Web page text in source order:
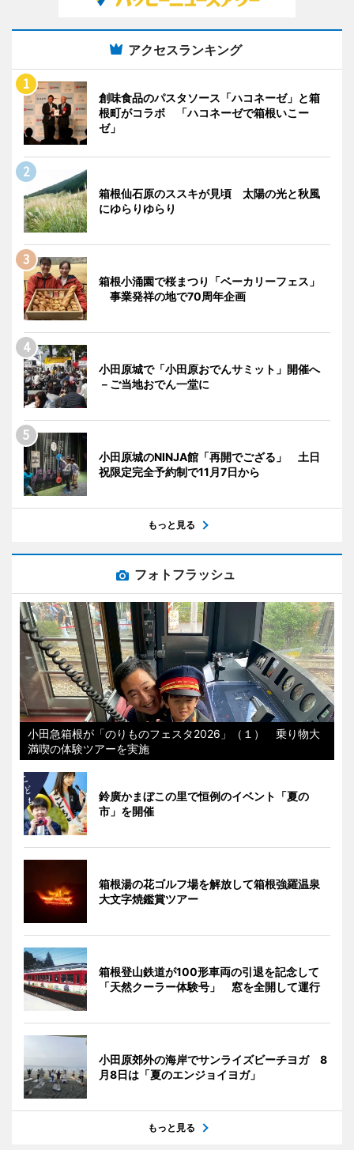
アクセスランキング
創味食品のパスタソース「ハコネーゼ」と箱
根町がコラボ 「ハコネーゼで箱根いこー
ゼ」
箱根仙石原のススキが見頃 太陽の光と秋風
にゆらりゆらり
箱根小涌園で桜まつり「ベーカリーフェス」
事業発祥の地で70周年企画
小田原城で「小田原おでんサミット」開催へ
－ご当地おでん一堂に
小田原城のNINJA館「再開でござる」 土日
祝限定完全予約制で11月7日から
もっと見る
フォトフラッシュ
小田急箱根が「のりものフェスタ2026」（１） 乗り物大
満喫の体験ツアーを実施
鈴廣かまぼこの里で恒例のイベント「夏の
市」を開催
箱根湯の花ゴルフ場を解放して箱根強羅温泉
大文字焼鑑賞ツアー
箱根登山鉄道が100形車両の引退を記念して
「天然クーラー体験号」 窓を全開して運行
小田原郊外の海岸でサンライズビーチヨガ 8
月8日は「夏のエンジョイヨガ」
もっと見る